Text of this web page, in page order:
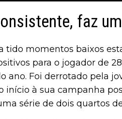
faz
tido momentos baixos
para o jogador de
ano. Foi derrotado pela
início à sua campanha
série de dois quartos